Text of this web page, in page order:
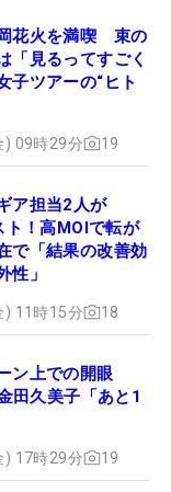
花火を満喫 束の
「見るってすごく
子ツアーの“ヒト
) 09時29分 19
ア担当2人が
ト！高MOIで転が
で「結果の改善効
性」
) 11時15分 18
ン上での開眼
田久美子「あと1
) 17時29分 19